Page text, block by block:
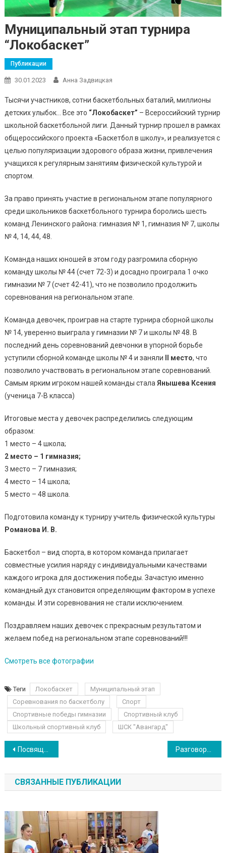
Муниципальный этап турнира
“Локобаскет”
Публикации
30.01.2023 Анна Задвицкая
Тысячи участников, сотни баскетбольных баталий, миллионы
детских улыбок… Все это “Локобаскет” – Всероссийский турнир
школьной баскетбольной лиги. Данный турнир прошел в рамках
общероссийского проекта «Баскетбол в школу», и реализуется с
целью популяризации здорового образа жизни, привлечения
учащихся к регулярным занятиям физической культурой и
спортом.
За право принять участие в региональном этапе популярного
среди школьников баскетбольного турнира боролись шесть
команд Ленинского района: гимназия № 1, гимназия № 7, школы
№ 4, 14, 44, 48.
Команда наших юношей в этом году разгромила сборную
команду школы № 44 (счет 72-3) и досадно проиграла 1 очко
гимназии № 7 (счет 42-41), что не позволило продолжить
соревнования на региональном этапе.
Команда девочек, проиграв на старте турнира сборной школы
№ 14, уверенно выиграла у гимназии № 7 и школы № 48. В
последний день соревнований девчонки в упорной борьбе
уступили сборной команде школы № 4 и заняли
II место, что
позволило участвовать в региональном этапе соревнований.
Самым ярким игроком нашей команды стала Янышева Ксения
(ученица 7-В класса)
Итоговые места у девочек распределились следующим
образом:
1 место – 4 школа;
2 место – 1 гимназия;
3 место – 7 гимназия;
4 место – 14 школа;
5 место – 48 школа.
Подготовила команду к турниру учитель физической культуры
Романова И. В.
Баскетбол – вид спорта, в котором команда прилагает
совместные усилия наряду с индивидуальными качествами
каждого игрока для достижения победы. Зачастую именно
командный дух становится определяющим фактором в успехе
команды. И эти соревнования не стали исключением.
Поздравляем наших девочек с прекрасным результатом и
желаем побед на региональном этапе соревнований!!!
Смотреть все фотографии
Теги Локобаскет
Муниципальный этап
Соревнования по баскетболу
Спорт
Спортивные победы гимназии
Спортивный клуб
Школьный спортивный клуб
ШСК "Авангард"
Навигация по записям
Посвящение в “Орлята России”
СВЯЗАННЫЕ ПУБЛИКАЦИИ